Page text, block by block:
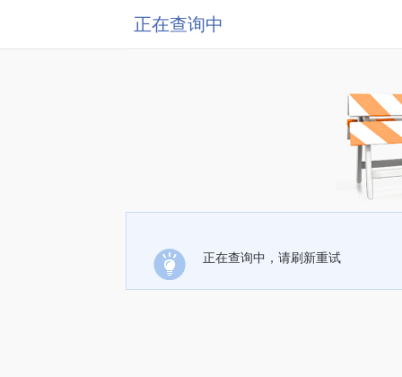
正在查询中
正在查询中，请刷新重试